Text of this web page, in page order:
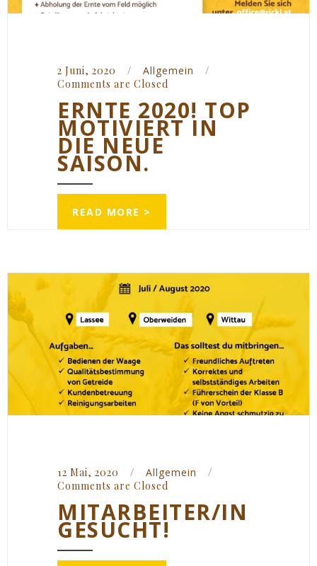
2 Juni, 2020 / Allgemein
/
Comments are Closed
ERNTE 2020! TOP
MOTIVIERT IN
DIE NEUE
SAISON.
READ MORE >
12 Mai, 2020 / Allgemein
/
Comments are Closed
MITARBEITER/IN
GESUCHT!